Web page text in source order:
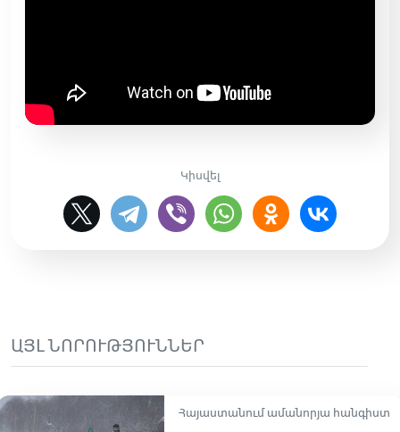
Կիսվել
ԱՅԼ ՆՈՐՈՒԹՅՈՒՆՆԵՐ
Հայաստանում ամանորյա հանգիստ